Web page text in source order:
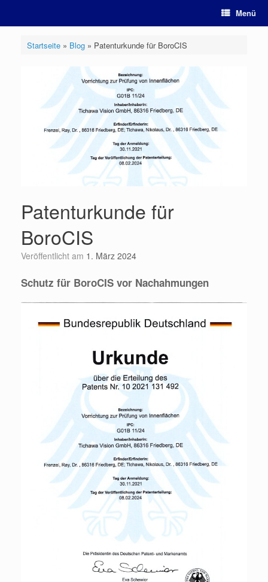
springen
Menü
Startseite» Blog» Patenturkunde für BoroCIS
Patenturkunde für
BoroCIS
Veröffentlicht am 1. März 2024
Schutz für BoroCIS vor Nachahmungen